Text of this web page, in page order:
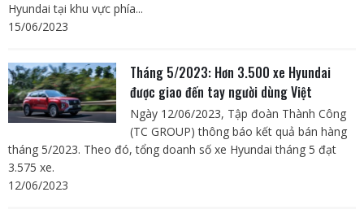
Hyundai tại khu vực phía...
15/06/2023
Tháng 5/2023: Hơn 3.500 xe Hyundai
được giao đến tay người dùng Việt
Ngày 12/06/2023, Tập đoàn Thành Công
(TC GROUP) thông báo kết quả bán hàng
tháng 5/2023. Theo đó, tổng doanh số xe Hyundai tháng 5 đạt
3.575 xe.
12/06/2023